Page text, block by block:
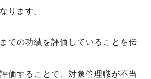
ります。
での功績を評価していることを伝
価することで、対象管理職が不当